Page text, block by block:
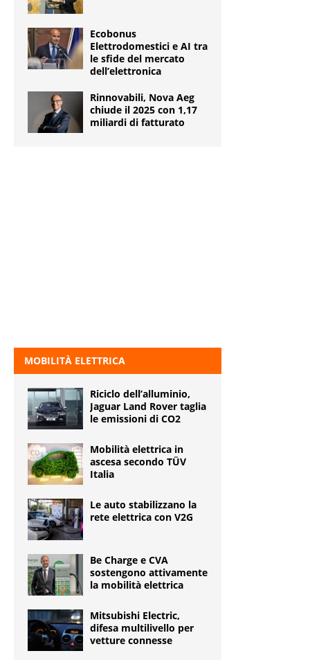
Ecobonus
Elettrodomestici e AI tra
le sfide del mercato
dell’elettronica
Rinnovabili, Nova Aeg
chiude il 2025 con 1,17
miliardi di fatturato
MOBILITÀ ELETTRICA
Riciclo dell’alluminio,
Jaguar Land Rover taglia
le emissioni di CO2
Mobilità elettrica in
ascesa secondo TÜV
Italia
Le auto stabilizzano la
rete elettrica con V2G
Be Charge e CVA
sostengono attivamente
la mobilità elettrica
Mitsubishi Electric,
difesa multilivello per
vetture connesse